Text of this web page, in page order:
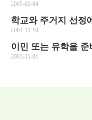
2005-02-04
학교와 주거지 선정
2004-11-10
이민 또는 유학을 준
2003-11-01